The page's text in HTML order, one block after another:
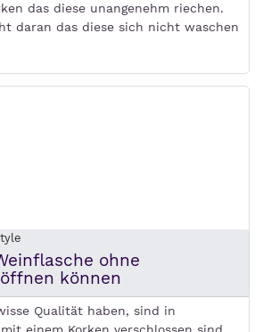
das diese unangenehm riechen.
daran das diese sich nicht waschen
ohne
können
Qualität haben, sind in